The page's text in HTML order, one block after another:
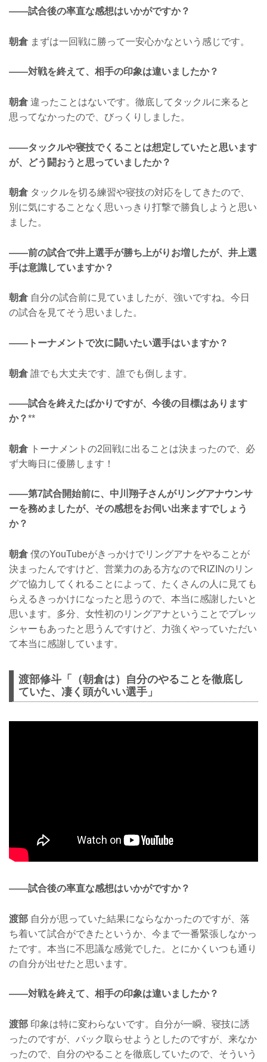
——試合後の率直な感想はいかがですか？
朝倉まずは一回戦に勝って一安心かなという感じです。
——対戦を終えて、相手の印象は違いましたか？
朝倉違ったことはないです。徹底してタックルに来ると
思ってなかったので、びっくりしました。
——タックルや寝技でくることは想定していたと思います
が、どう闘おうと思っていましたか？
朝倉タックルを切る練習や寝技の対応をしてきたので、
別に気にすることなく思いっきり打撃で勝負しようと思い
ました。
——前の試合で井上選手が勝ち上がりお増したが、井上選
手は意識していますか？
朝倉自分の試合前に見ていましたが、強いですね。今日
の試合を見てそう思いました。
——トーナメントで次に闘いたい選手はいますか？
朝倉誰でも大丈夫です、誰でも倒します。
——試合を終えたばかりですが、今後の目標はあります
か？**
朝倉トーナメントの2回戦に出ることは決まったので、必
ず大晦日に優勝します！
——第7試合開始前に、中川翔子さんがリングアナウンサ
ーを務めましたが、その感想をお伺い出来ますでしょう
か？
朝倉僕のYouTubeがきっかけでリングアナをやることが
決まったんですけど、営業力のある方なのでRIZINのリン
グで協力してくれることによって、たくさんの人に見ても
らえるきっかけになったと思うので、本当に感謝したいと
思います。多分、女性初のリングアナということでプレッ
シャーもあったと思うんですけど、力強くやっていただい
て本当に感謝しています。
渡部修斗「（朝倉は）自分のやることを徹底し
ていた、凄く頭がいい選手」
——試合後の率直な感想はいかがですか？
渡部 自分が思っていた結果にならなかったのですが、落
ち着いて試合ができたというか、今まで一番緊張しなかっ
たです。本当に不思議な感覚でした。とにかくいつも通り
の自分が出せたと思います。
——対戦を終えて、相手の印象は違いましたか？
渡部 印象は特に変わらないです。自分が一瞬、寝技に誘
ったのですが、バック取らせようとしたのですが、来なか
ったので、自分のやることを徹底していたので、そういう